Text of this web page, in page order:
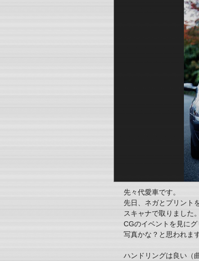
先々代愛車です。
先日、ネガとプリント
スキャナで取りました。
CGのイベントを見に
写真かな？と思われます
ハンドリングは良い（